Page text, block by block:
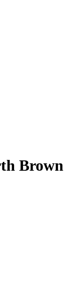
Brown